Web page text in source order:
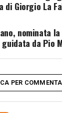
Giorgio La
nominata
da Pio
PER